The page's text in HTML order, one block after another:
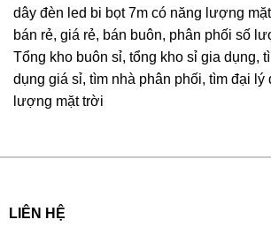
dây đèn led bi bọt 7m có năng lượng
bán rẻ, giá rẻ, bán buôn, phân phối số
Tổng kho buôn sỉ, tổng kho sỉ gia dụng,
dụng giá sỉ, tìm nhà phân phối, tìm đại lý
lượng mặt trời
LIÊN HỆ